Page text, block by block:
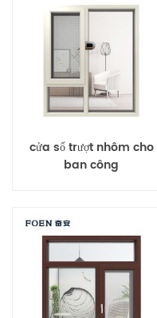
cửa sổ trượt nhôm cho
ban công